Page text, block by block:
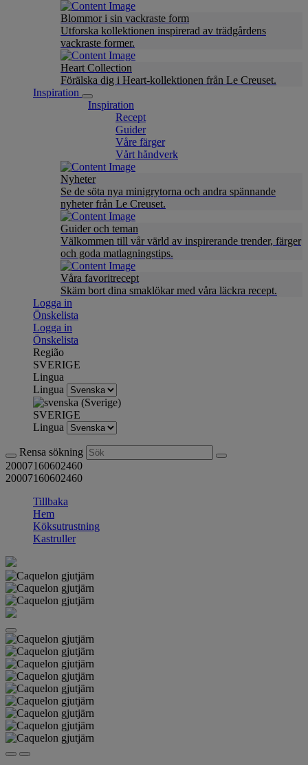
Blommor i sin vackraste form
Utforska kollektionen inspirerad av trädgårdens
vackraste former.
Heart Collection
Förälska dig i Heart-kollektionen från Le Creuset.
Inspiration
Inspiration
Recept
Guider
Våre färger
Vårt håndverk
Nyheter
Se de söta nya minigrytorna och andra spännande
nyheter från Le Creuset.
Guider och teman
Välkommen till vår värld av inspirerande trender, färger
och goda matlagningstips.
Våra favoritrecept
Skäm bort dina smaklökar med våra läckra recept.
Logga in
Önskelista
Logga in
Önskelista
Região
SVERIGE
Lingua
Lingua
SVERIGE
Lingua
Rensa sökning
20007160602460
20007160602460
Tillbaka
Hem
Köksutrustning
Kastruller